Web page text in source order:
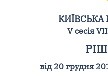
КИЇВСЬКА
V сесія
від 20 грудня